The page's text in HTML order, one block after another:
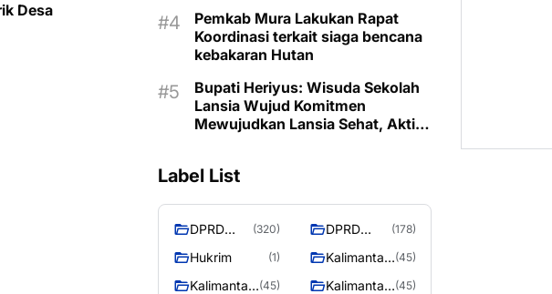
Desa
Pemkab Mura Lakukan Rapat
Koordinasi terkait siaga bencana
kebakaran Hutan
Bupati Heriyus: Wisuda Sekolah
Lansia Wujud Komitmen
Mewujudkan Lansia Sehat, Aktif,
Label List
DPRD
Raya
(320)
DPRD
RAYA
(178)
Hukrim (1)
Kalimantan (45)
Kalimantan (45)
Kalimantan (45)